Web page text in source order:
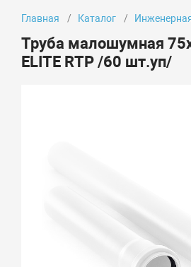
Главная Каталог
Труба малошумная
ELITE RTP /60 шт.уп/